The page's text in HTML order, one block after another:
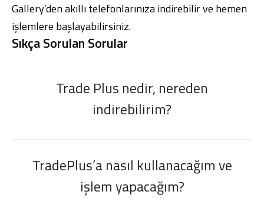
Gallery’den akıllı telefonlarınıza indirebilir ve hemen
işlemlere başlayabilirsiniz.
Sıkça Sorulan Sorular
Trade Plus nedir, nereden
indirebilirim?
TradePlus’a nasıl kullanacağım ve
işlem yapacağım?